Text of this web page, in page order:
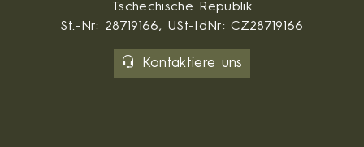
Tschechische Republik
St.-Nr: 28719166, USt-IdNr: CZ28719166
Kontaktiere uns